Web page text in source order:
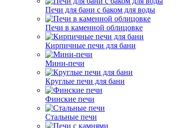
Печи для бани с баком для воды
Печи в каменной облицовке
Кирпичные печи для бани
Мини-печи
Круглые печи для бани
Финские печи
Стальные печи